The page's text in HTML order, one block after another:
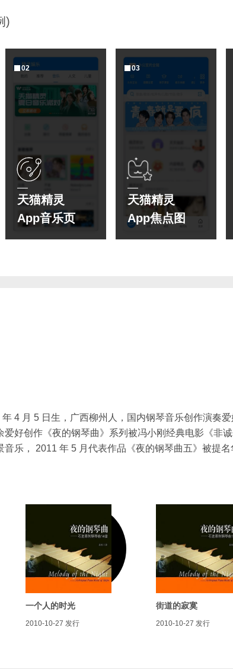
)
02
天猫精灵
App音乐页
03
天猫精灵
App焦点图
4 月 5 日生，广西柳州人，国内钢琴音乐创作演奏爱
爱好创作《夜的钢琴曲》系列被冯小刚经典电影《非
音乐， 2011 年 5 月代表作品《夜的钢琴曲五》被提
一个人的时光
2010-10-27 发行
街道的寂寞
2010-10-27 发行